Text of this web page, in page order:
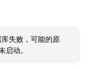
失败，可能的原
启动。